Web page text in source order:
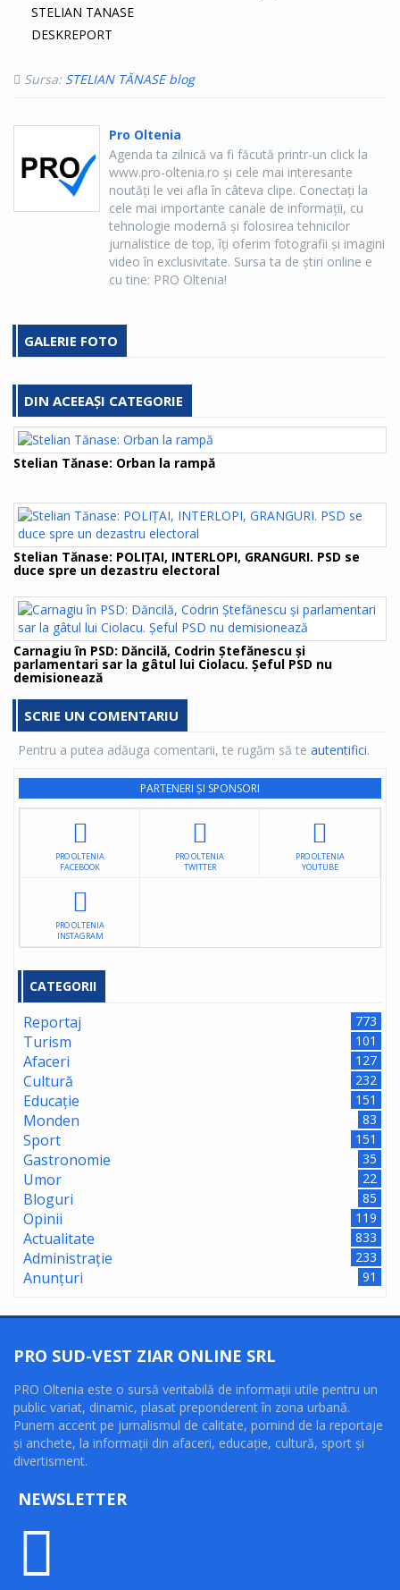
STELIAN TANASE
DESKREPORT
Sursa: STELIAN TĂNASE blog
Pro Oltenia
Agenda ta zilnică va fi făcută printr-un click la
www.pro-oltenia.ro şi cele mai interesante
noutăţi le vei afla în câteva clipe. Conectaţi la
cele mai importante canale de informaţii, cu
tehnologie modernă şi folosirea tehnicilor
jurnalistice de top, îţi oferim fotografii şi imagini
video în exclusivitate. Sursa ta de ştiri online e
cu tine: PRO Oltenia!
GALERIE FOTO
DIN ACEEAȘI CATEGORIE
Stelian Tănase: Orban la rampă
Stelian Tănase: POLIȚAI, INTERLOPI, GRANGURI. PSD se
duce spre un dezastru electoral
Carnagiu în PSD: Dăncilă, Codrin Ștefănescu și
parlamentari sar la gâtul lui Ciolacu. Șeful PSD nu
demisionează
SCRIE UN COMENTARIU
Pentru a putea adăuga comentarii, te rugăm să te autentifici.
PARTENERI ȘI SPONSORI
PRO OLTENIA
FACEBOOK
PRO OLTENIA
TWITTER
PRO OLTENIA
YOUTUBE
PRO OLTENIA
INSTAGRAM
CATEGORII
Reportaj 773
Turism 101
Afaceri 127
Cultură 232
Educație 151
Monden 83
Sport 151
Gastronomie 35
Umor 22
Bloguri 85
Opinii 119
Actualitate 833
Administrație 233
Anunțuri 91
PRO SUD-VEST ZIAR ONLINE SRL
PRO Oltenia este o sursă veritabilă de informaţii utile pentru un
public variat, dinamic, plasat preponderent în zona urbană.
Punem accent pe jurnalismul de calitate, pornind de la reportaje
şi anchete, la informaţii din afaceri, educaţie, cultură, sport şi
divertisment.
NEWSLETTER